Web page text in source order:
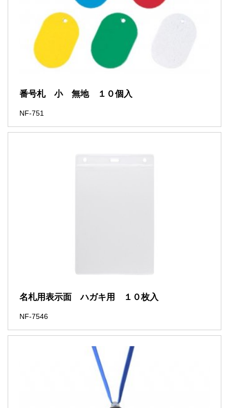
番号札 小 無地 １０個入
NF-751
名札用表示面 ハガキ用 １０枚入
NF-7546